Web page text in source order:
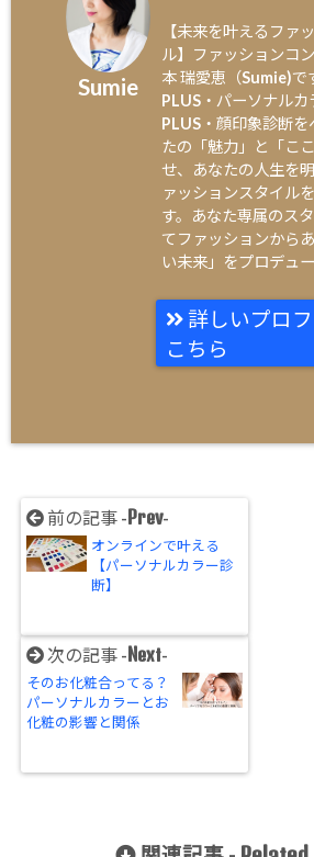
Sumie
【未来を叶えるファ
ル】ファッションコ
本 瑞愛恵（Sumie)です。骨格診断
PLUS・パーソナルカ
PLUS・顔印象診断を
たの「魅力」と「こ
せ、あなたの人生を
ァッションスタイル
す。あなた専属のス
てファッションから
い未来」をプロデュー
詳しいプロ
こちら
前の記事 - Prev-
オンラインで叶える
【パーソナルカラー診
断】
次の記事 - Next-
そのお化粧合ってる？
パーソナルカラーとお
化粧の影響と関係